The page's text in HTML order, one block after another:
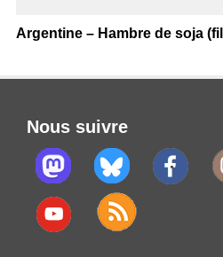
Argentine – Hambre de soja
Nous suivre